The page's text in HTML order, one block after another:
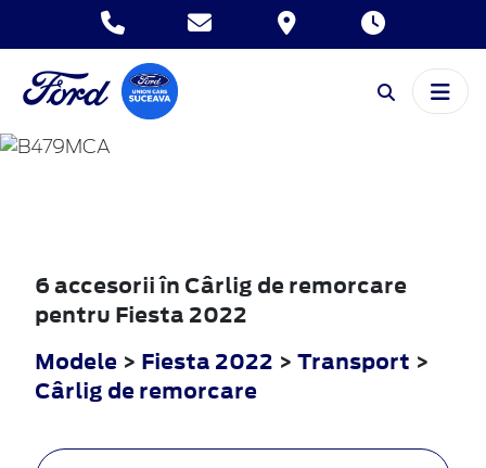
FIESTA
6 accesorii în Cârlig de remorcare
pentru Fiesta 2022
Modele > Fiesta 2022 > Transport >
Cârlig de remorcare